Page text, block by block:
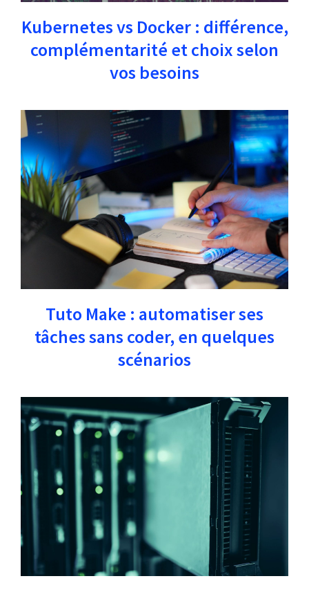
Kubernetes vs Docker : différence,
complémentarité et choix selon
vos besoins
Tuto Make : automatiser ses
tâches sans coder, en quelques
scénarios